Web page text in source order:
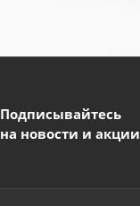
Подписывайтесь
на новости и акции